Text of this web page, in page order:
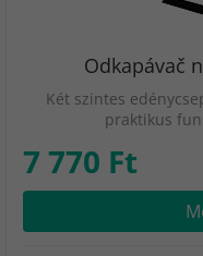
Odkapávač
Két szintes
praktikus
7 770 Ft